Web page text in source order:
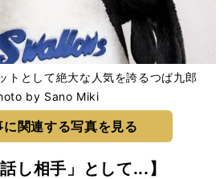
トとして絶大な人気を誇るつば九郎
by Sano Miki
に関連する写真を見る
し相手」として...】